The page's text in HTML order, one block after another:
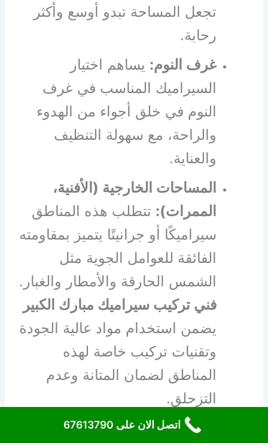
تجعل المساحة تبدو أوسع وأكثر
رحابة.
غرف النوم: يساهم اختيار
السيراميك المناسب في غرف
النوم في خلق أجواء من الهدوء
والراحة، مع سهولة التنظيف
والعناية.
المساحات الخارجية (الأفنية،
الممرات): تتطلب هذه المناطق
سيراميكًا أو جرانيتًا يتميز بمقاومته
الفائقة للعوامل الجوية مثل
الشمس الحارقة والأمطار والغبار.
فني تركيب سيراميك مبارك الكبير
يضمن استخدام مواد عالية الجودة
وتقنيات تركيب خاصة لهذه
المناطق لضمان المتانة وعدم
التزحلق.
كما يقدمفني تركيب سيراميك مبارك
اتصل الان على 67613790